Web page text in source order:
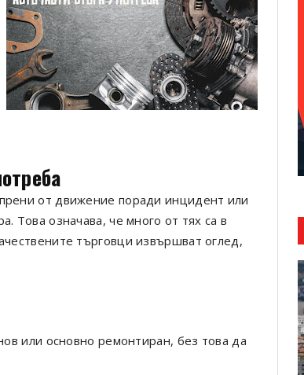
от движение поради инцидент или
Това означава, че много от тях са в
търговци извършват оглед,
или основно ремонтиран, без това да